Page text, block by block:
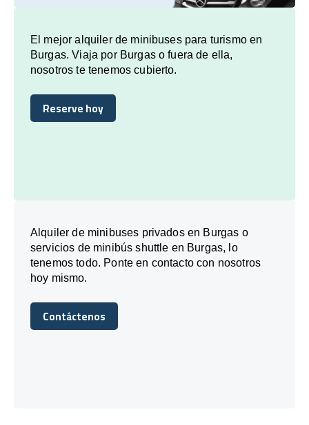
El mejor alquiler de minibuses para turismo en
Burgas. Viaja por Burgas o fuera de ella,
nosotros te tenemos cubierto.
Reserve hoy
Reserve hoy
Alquiler de minibuses privados en Burgas o
servicios de minibús shuttle en Burgas, lo
tenemos todo. Ponte en contacto con nosotros
hoy mismo.
Contáctenos
Contáctenos